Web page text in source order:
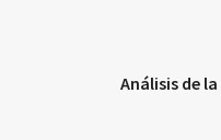
Análisis de